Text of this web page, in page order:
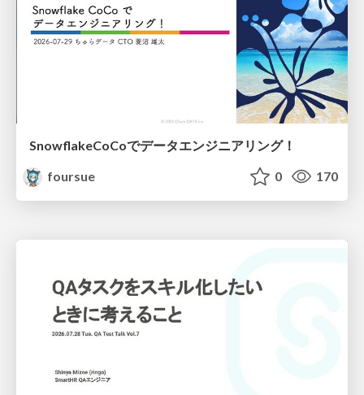
SnowflakeCoCoでデータエンジニアリング！
foursue
0 170